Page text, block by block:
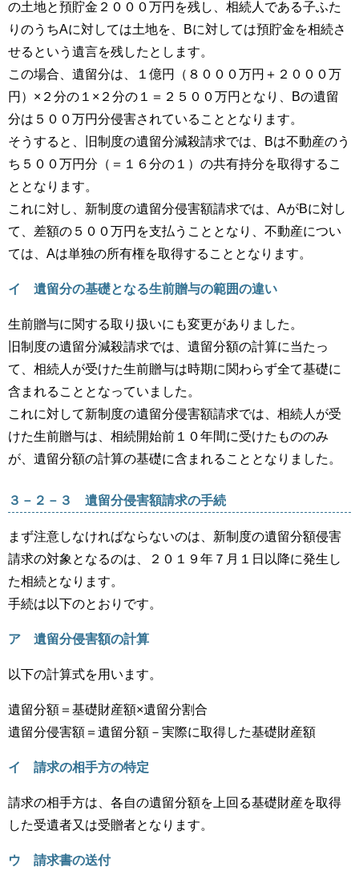
の土地と預貯金２０００万円を残し、相続人である子ふた
りのうちAに対しては土地を、Bに対しては預貯金を相続さ
せるという遺言を残したとします。
この場合、遺留分は、１億円（８０００万円＋２０００万
円）×２分の１×２分の１＝２５００万円となり、Bの遺留
分は５００万円分侵害されていることとなります。
そうすると、旧制度の遺留分減殺請求では、Bは不動産のう
ち５００万円分（＝１６分の１）の共有持分を取得するこ
ととなります。
これに対し、新制度の遺留分侵害額請求では、AがBに対し
て、差額の５００万円を支払うこととなり、不動産につい
ては、Aは単独の所有権を取得することとなります。
イ 遺留分の基礎となる生前贈与の範囲の違い
生前贈与に関する取り扱いにも変更がありました。
旧制度の遺留分減殺請求では、遺留分額の計算に当たっ
て、相続人が受けた生前贈与は時期に関わらず全て基礎に
含まれることとなっていました。
これに対して新制度の遺留分侵害額請求では、相続人が受
けた生前贈与は、相続開始前１０年間に受けたもののみ
が、遺留分額の計算の基礎に含まれることとなりました。
３－２－３ 遺留分侵害額請求の手続
まず注意しなければならないのは、新制度の遺留分額侵害
請求の対象となるのは、２０１９年７月１日以降に発生し
た相続となります。
手続は以下のとおりです。
ア 遺留分侵害額の計算
以下の計算式を用います。
遺留分額＝基礎財産額×遺留分割合
遺留分侵害額＝遺留分額－実際に取得した基礎財産額
イ 請求の相手方の特定
請求の相手方は、各自の遺留分額を上回る基礎財産を取得
した受遺者又は受贈者となります。
ウ 請求書の送付